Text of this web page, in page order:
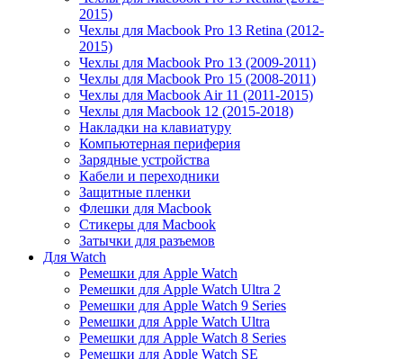
2015)
Чехлы для Macbook Pro 13 Retina (2012-
2015)
Чехлы для Macbook Pro 13 (2009-2011)
Чехлы для Macbook Pro 15 (2008-2011)
Чехлы для Macbook Air 11 (2011-2015)
Чехлы для Macbook 12 (2015-2018)
Накладки на клавиатуру
Компьютерная периферия
Зарядные устройства
Кабели и переходники
Защитные пленки
Флешки для Macbook
Стикеры для Macbook
Затычки для разъемов
Для Watch
Ремешки для Apple Watch
Ремешки для Apple Watch Ultra 2
Ремешки для Apple Watch 9 Series
Ремешки для Apple Watch Ultra
Ремешки для Apple Watch 8 Series
Ремешки для Apple Watch SE